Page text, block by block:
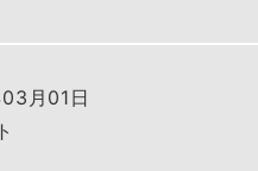
月01日